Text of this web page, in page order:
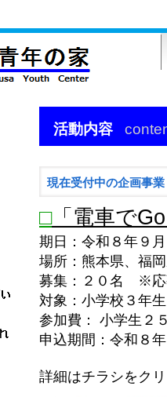
活動内容
現在受付中の企画事業
□「電車で
期日：令和８年９
場所：熊本県、福
募集：２０名 ※応
対象：小学校３年
参加費： 小学生
申込期間：令和８
詳細はチラシをク